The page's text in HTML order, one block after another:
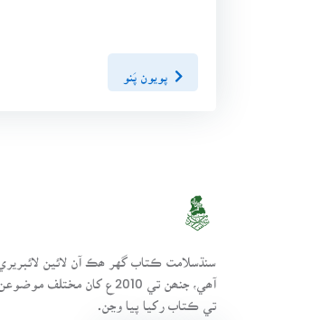
پويون پَنو
سنڌسلامت ڪتاب گهر ھڪ آن لائين لائبريري
آھي، جنھن تي 2010ع کان مختلف موضوعن
تي ڪتاب رکيا پيا وڃن.